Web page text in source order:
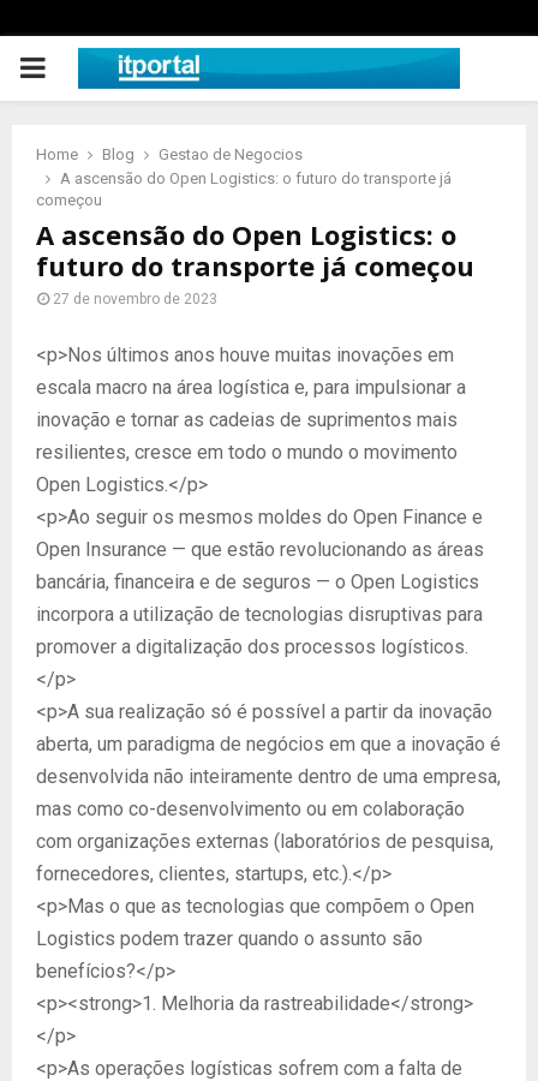
PRIMARY
Home Blog
Gestao de Negocios
A ascensão do Open Logistics: o futuro do transporte já
começou
A ascensão do Open Logistics: o
futuro do transporte já começou
27 de novembro de 2023
<p>Nos últimos anos houve muitas inovações em
escala macro na área logística e, para impulsionar a
inovação e tornar as cadeias de suprimentos mais
resilientes, cresce em todo o mundo o movimento
Open Logistics.</p>
<p>Ao seguir os mesmos moldes do Open Finance e
Open Insurance — que estão revolucionando as áreas
bancária, financeira e de seguros — o Open Logistics
incorpora a utilização de tecnologias disruptivas para
promover a digitalização dos processos logísticos.
</p>
<p>A sua realização só é possível a partir da inovação
aberta, um paradigma de negócios em que a inovação é
desenvolvida não inteiramente dentro de uma empresa,
mas como co-desenvolvimento ou em colaboração
com organizações externas (laboratórios de pesquisa,
fornecedores, clientes, startups, etc.).</p>
<p>Mas o que as tecnologias que compõem o Open
Logistics podem trazer quando o assunto são
benefícios?</p>
<p><strong>1. Melhoria da rastreabilidade</strong>
</p>
<p>As operações logísticas sofrem com a falta de